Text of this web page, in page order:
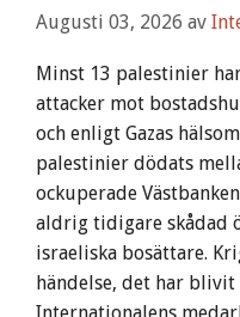
Augusti 03, 2026 av
Minst 13 palestinier
attacker mot
och enligt Gazas
palestinier dödats
ockuperade
aldrig tidigare skådad
israeliska bosättare.
händelse, det har